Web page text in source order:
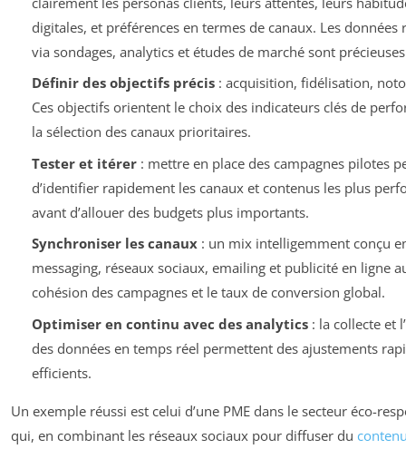
digitales, et préférences en termes de canaux. Les données
via sondages, analytics et études de marché sont
Définir des objectifs précis: acquisition, fidélisation,
Ces objectifs orientent le choix des indicateurs clés de
la sélection des canaux prioritaires.
Tester et itérer: mettre en place des campagnes pilotes
d’identifier rapidement les canaux et contenus les plus
avant d’allouer des budgets plus importants.
Synchroniser les canaux: un mix intelligemment conçu
messaging, réseaux sociaux, emailing et publicité en ligne
cohésion des campagnes et le taux de conversion global.
Optimiser en continu avec des analytics: la collecte et
des données en temps réel permettent des ajustements
efficients.
Un exemple réussi est celui d’une PME dans le secteur éco-
qui, en combinant les réseaux sociaux pour diffuser du